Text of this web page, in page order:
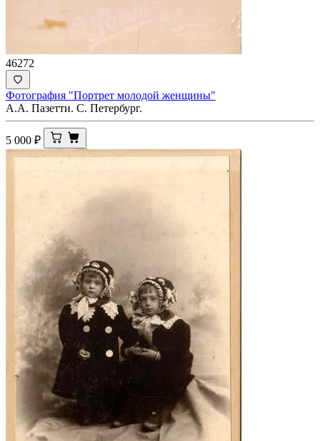
46272
Фотография "Портрет молодой женщины"
А.А. Пазетти. С. Петербург.
5 000 ₽